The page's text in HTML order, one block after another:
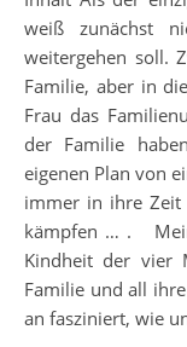
weiß zunächst
weitergehen soll.
Familie, aber in
Frau das
der Familie
eigenen Plan von
immer in ihre Zeit
kämpfen … .
Kindheit der vier
Familie und all
an fasziniert, wie